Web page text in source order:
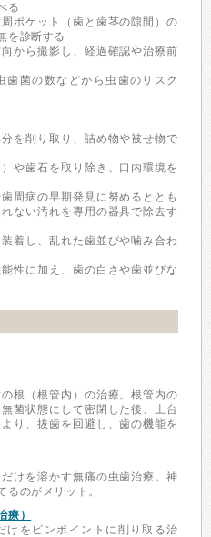
る
ポケット（歯と歯茎の隙間）の
を診断する
から撮影し、経過確認や治療前
歯菌の数などから虫歯のリスク
を削り取り、詰め物や被せ物で
や歯石を取り除き、口内環境を
周病の早期発見に努めるととも
ない汚れを専用の器具で除去す
着し、乱れた歯並びや噛み合わ
性に加え、歯の白さや歯並びな
根（根管内）の治療。根管内の
菌状態にして密閉した後、土台
り、抜歯を回避し、歯の機能を
けを溶かす無痛の虫歯治療。神
るのがメリット。
療）
けをピンポイントに削り取る治